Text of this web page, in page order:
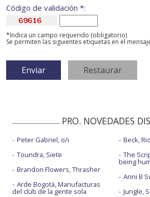
Código de validación *:
*Indica un campo requerido (obligatorio)
Se permiten las siguientes etiquetas en el
PRO. NOVEDADES
Peter Gabriel, o/i
Toundra, Siete
Brandon Flowers, Thrasher
Arde Bogotá, Manufacturas
del club de la gente sola
Beck,
The
being
Anni B
Jungle,